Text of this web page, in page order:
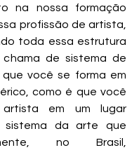
na nossa formação
profissão de artista,
toda essa estrutura
de sistema de
você se forma em
como é que você
em um lugar
sistema da arte que
no Brasil,